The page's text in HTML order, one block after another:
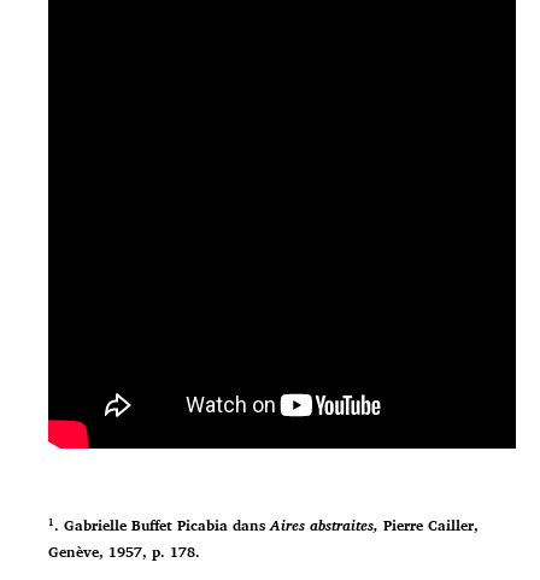
¹. Gabrielle Buffet Picabia dansAires abstraites, Pierre Cailler,
Genève, 1957, p. 178.